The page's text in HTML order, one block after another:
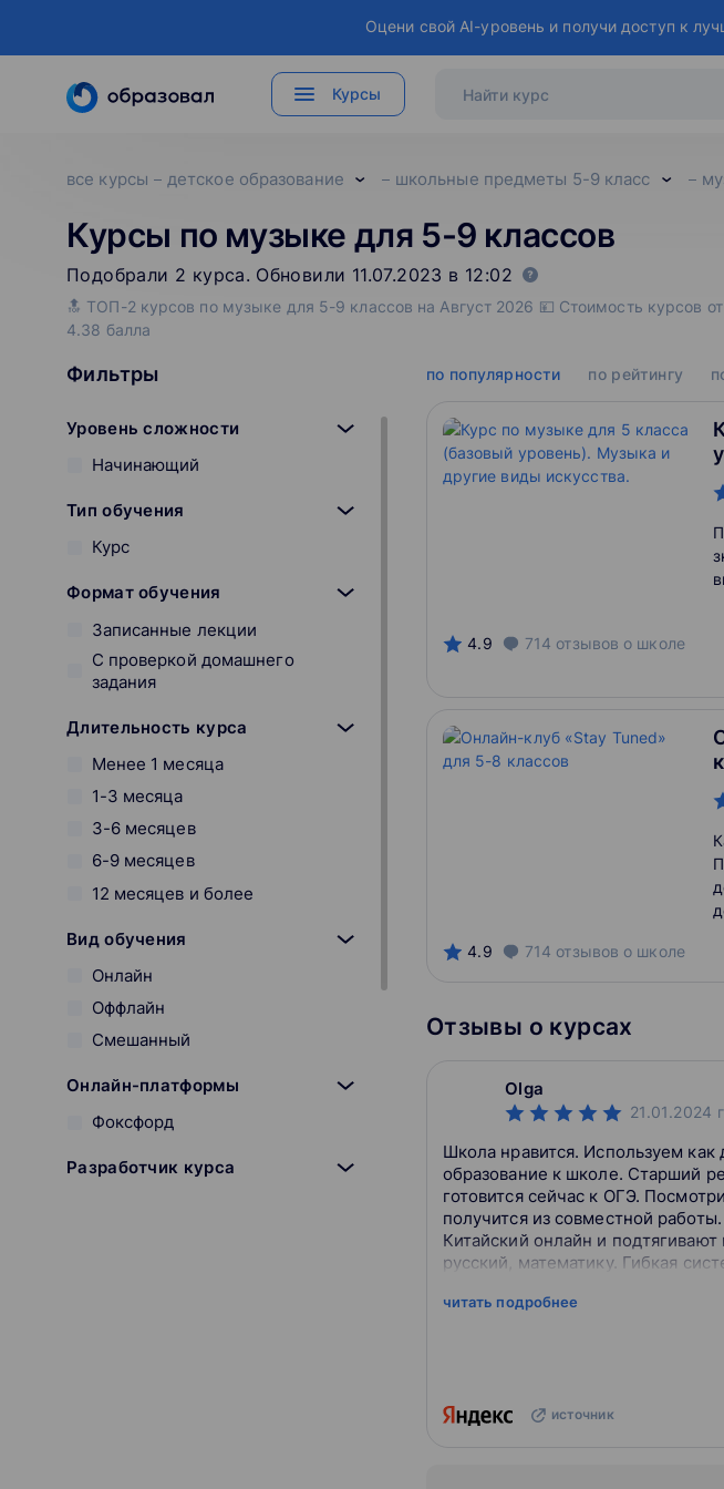
Оцени свой AI-уровень и получи доступ к
Курсы
все курсы детское образование школьные предметы 5-9 класс
Курсы по музыке для 5-9 классов
Подобрали 2 курса. Обновили 11.07.2023 в 12:02
🔝 ТОП-2 курсов по музыке для 5-9 классов на Август 2026 💴 Стоимость курсов
4.38 балла
Фильтры
Уровень сложности
Начинающий
Тип обучения
Курс
Формат обучения
Записанные лекции
С проверкой домашнего
задания
Длительность курса
Менее 1 месяца
1-3 месяца
3-6 месяцев
6-9 месяцев
12 месяцев и более
Вид обучения
Онлайн
Оффлайн
Смешанный
Онлайн-платформы
Фоксфорд
Разработчик курса
по популярности по рейтингу
4.9 714 отзывов о школе
4.9 714 отзывов о школе
Отзывы о курсах
Olga
21.01.2024
Школа нравится. Используем как
образование к школе. Старший
готовится сейчас к ОГЭ.
получится из совместной
Китайский онлайн и
русский, математику. Гибкая
читать подробнее
источник